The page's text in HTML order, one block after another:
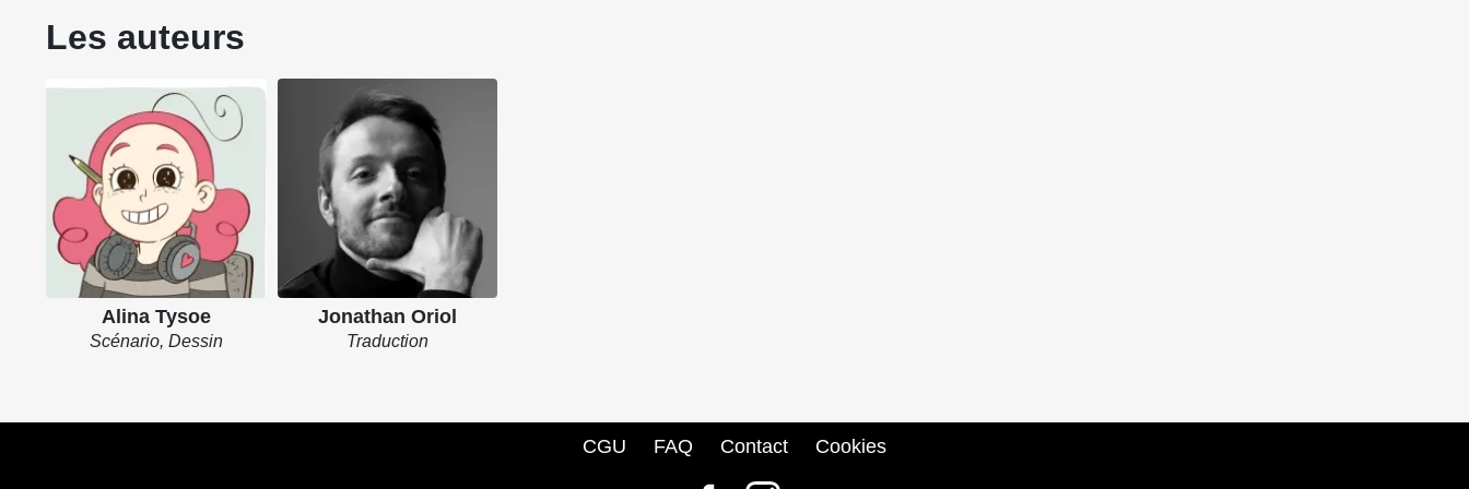
Les auteurs
Alina Tysoe
Scénario, Dessin
Jonathan Oriol
Traduction
CGU FAQ Contact Cookies